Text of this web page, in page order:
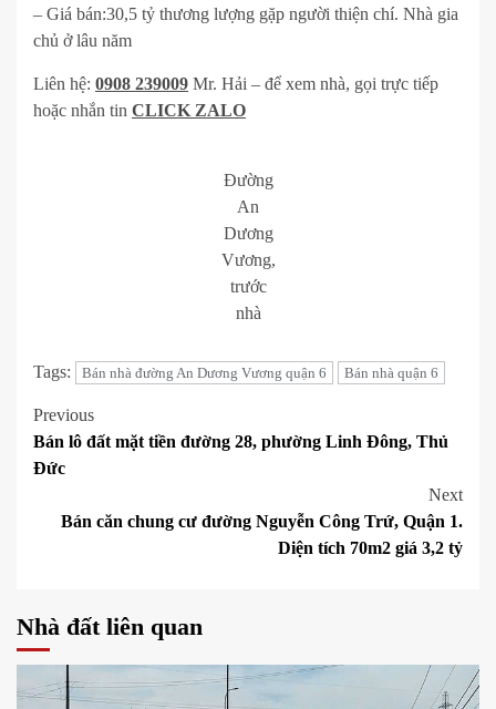
– Giá bán:30,5 tỷ thương lượng gặp người thiện chí. Nhà gia
chủ ở lâu năm
Liên hệ: 0908 239009 Mr. Hải – để xem nhà, gọi trực tiếp
hoặc nhắn tin CLICK ZALO
Đường
An
Dương
Vương,
trước
nhà
Tags: Bán nhà đường An Dương Vương quận 6 Bán nhà quận 6
Post
navigation
Previous
Bán lô đất mặt tiền đường 28, phường Linh Đông, Thủ
Đức
Next
Bán căn chung cư đường Nguyễn Công Trứ, Quận 1.
Diện tích 70m2 giá 3,2 tỷ
Nhà đất liên quan